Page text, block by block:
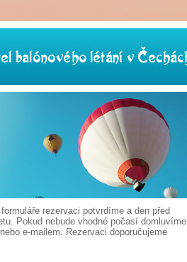
rezervaci potvrdíme a den před
Pokud nebude vhodné počasí domluvíme
e-mailem. Rezervaci doporučujeme